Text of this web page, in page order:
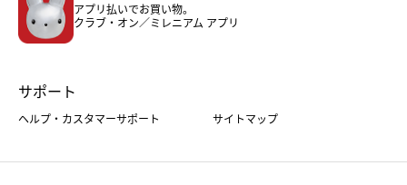
ホーム・キッチン＆アート
アプリ払いでお買い物。
クラブ・オン／ミレニアム アプリ
サポート
ヘルプ・カスタマーサポート サイトマップ